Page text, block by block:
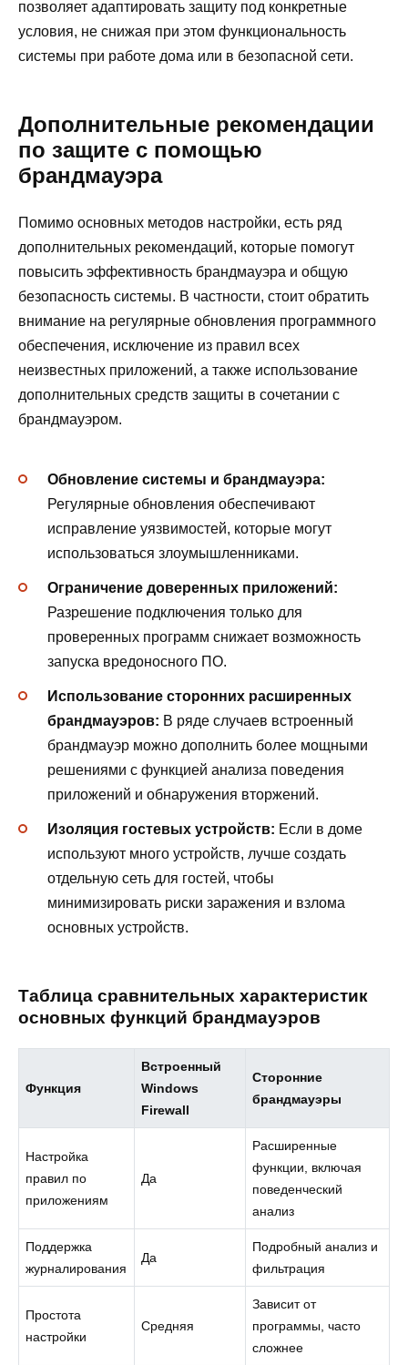
позволяет адаптировать защиту под конкретные
условия, не снижая при этом функциональность
системы при работе дома или в безопасной сети.
Дополнительные рекомендации
по защите с помощью
брандмауэра
Помимо основных методов настройки, есть ряд
дополнительных рекомендаций, которые помогут
повысить эффективность брандмауэра и общую
безопасность системы. В частности, стоит обратить
внимание на регулярные обновления программного
обеспечения, исключение из правил всех
неизвестных приложений, а также использование
дополнительных средств защиты в сочетании с
брандмауэром.
Обновление системы и брандмауэра:
Регулярные обновления обеспечивают
исправление уязвимостей, которые могут
использоваться злоумышленниками.
Ограничение доверенных приложений:
Разрешение подключения только для
проверенных программ снижает возможность
запуска вредоносного ПО.
Использование сторонних расширенных
брандмауэров: В ряде случаев встроенный
брандмауэр можно дополнить более мощными
решениями с функцией анализа поведения
приложений и обнаружения вторжений.
Изоляция гостевых устройств: Если в доме
используют много устройств, лучше создать
отдельную сеть для гостей, чтобы
минимизировать риски заражения и взлома
основных устройств.
Таблица сравнительных характеристик
основных функций брандмауэров
Функция
Встроенный
Windows
Firewall
Сторонние
брандмауэры
Настройка
правил по
приложениям
Да
Расширенные
функции, включая
поведенческий
анализ
Поддержка
журналирования
Да
Подробный анализ и
фильтрация
Простота
настройки
Средняя
Зависит от
программы, часто
сложнее